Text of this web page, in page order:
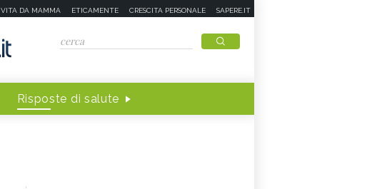
VITA DA MAMMA ETICAMENTE CRESCITA PERSONALE SAPERE.IT
Risposte di salute